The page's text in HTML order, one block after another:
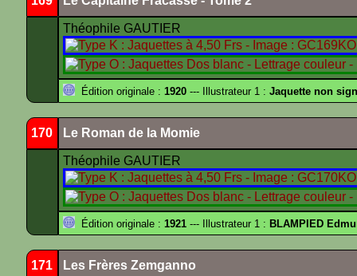
Théophile GAUTIER
Édition originale : 1920 --- Illustrateur 1 : Jaquette non
170 Le Roman de la Momie
Théophile GAUTIER
Édition originale : 1921 --- Illustrateur 1 : BLAMPIED
171 Les Frères Zemganno